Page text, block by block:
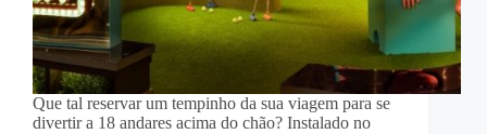
Que tal reservar um tempinho da sua viagem para se
divertir a 18 andares acima do chão? Instalado no